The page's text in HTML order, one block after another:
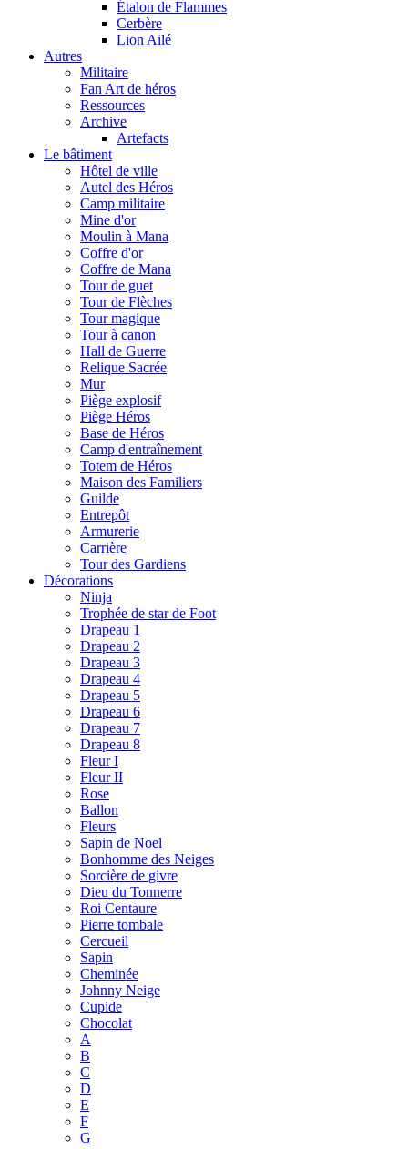
Étalon de Flammes
Cerbère
Lion Ailé
Autres
Militaire
Fan Art de héros
Ressources
Archive
Artefacts
Le bâtiment
Hôtel de ville
Autel des Héros
Camp militaire
Mine d'or
Moulin à Mana
Coffre d'or
Coffre de Mana
Tour de guet
Tour de Flèches
Tour magique
Tour à canon
Hall de Guerre
Relique Sacrée
Mur
Piège explosif
Piège Héros
Base de Héros
Camp d'entraînement
Totem de Héros
Maison des Familiers
Guilde
Entrepôt
Armurerie
Carrière
Tour des Gardiens
Décorations
Ninja
Trophée de star de Foot
Drapeau 1
Drapeau 2
Drapeau 3
Drapeau 4
Drapeau 5
Drapeau 6
Drapeau 7
Drapeau 8
Fleur I
Fleur II
Rose
Ballon
Fleurs
Sapin de Noel
Bonhomme des Neiges
Sorcière de givre
Dieu du Tonnerre
Roi Centaure
Pierre tombale
Cercueil
Sapin
Cheminée
Johnny Neige
Cupide
Chocolat
A
B
C
D
E
F
G